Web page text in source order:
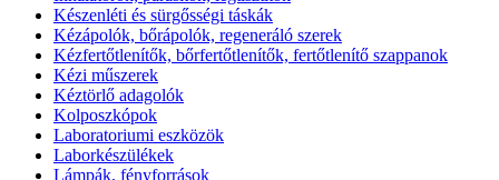
Készenléti és sürgősségi táskák
Kézápolók, bőrápolók, regeneráló szerek
Kézfertőtlenítők, bőrfertőtlenítők, fertőtlenítő szappanok
Kézi műszerek
Kéztörlő adagolók
Kolposzkópok
Laboratoriumi eszközök
Laborkészülékek
Lámpák, fényforrások